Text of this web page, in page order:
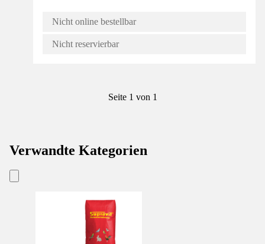
Nicht online bestellbar
Nicht reservierbar
Seite 1 von 1
Verwandte Kategorien